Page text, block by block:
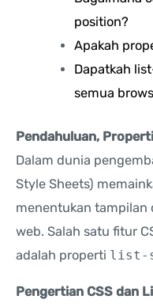
position?
Apakah
Dapatkah
semua
Pendahuluan,
Dalam dunia
Style Sheets)
menentukan tampilan
web. Salah satu fitur
adalah properti list-
Pengertian CSS dan